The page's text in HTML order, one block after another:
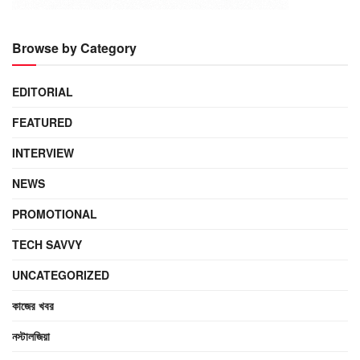
Browse by Category
EDITORIAL
FEATURED
INTERVIEW
NEWS
PROMOTIONAL
TECH SAVVY
UNCATEGORIZED
কাজের খবর
নস্টালজিয়া